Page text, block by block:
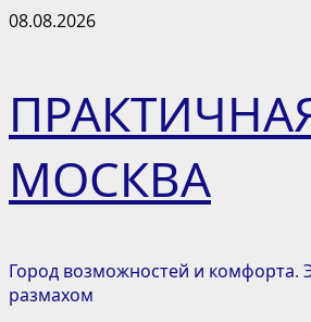
Перейти
08.08.2026
МОСКВА
Город возможностей и комфорта.
размахом